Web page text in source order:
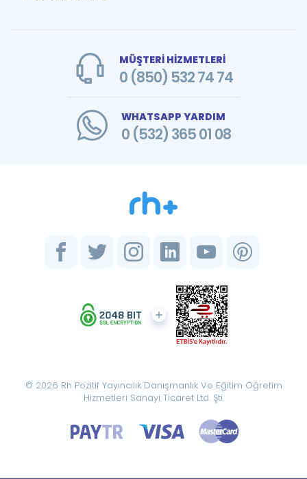
MÜŞTERİ HİZMETLERİ
0 (850) 532 74 74
WHATSAPP YARDIM
0 (532) 365 01 08
© 2026 Rh Pozitif Yayıncılık Danışmanlık Ve Eğitim Öğretim
Hizmetleri Sanayi Ticaret Ltd. Şti.